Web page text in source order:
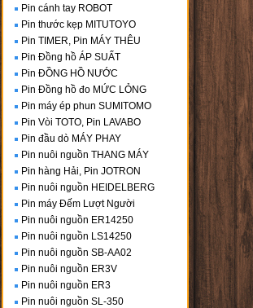
Pin cánh tay ROBOT
Pin thước kẹp MITUTOYO
Pin TIMER, Pin MÁY THÊU
Pin Đồng hồ ÁP SUẤT
Pin ĐỒNG HỒ NƯỚC
Pin Đồng hồ đo MỨC LỎNG
Pin máy ép phun SUMITOMO
Pin Vòi TOTO, Pin LAVABO
Pin đầu dò MÁY PHAY
Pin nuôi nguồn THANG MÁY
Pin hàng Hải, Pin JOTRON
Pin nuôi nguồn HEIDELBERG
Pin máy Đếm Lượt Người
Pin nuôi nguồn ER14250
Pin nuôi nguồn LS14250
Pin nuôi nguồn SB-AA02
Pin nuôi nguồn ER3V
Pin nuôi nguồn ER3
Pin nuôi nguồn SL-350